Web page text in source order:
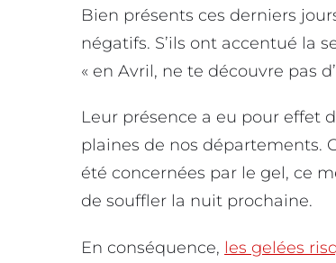
Bien présents ces derniers
négatifs. S’ils ont accentué la
« en Avril, ne te découvre pas
Leur présence a eu pour effet
plaines de nos départements.
été concernées par le gel, ce
de souffler la nuit prochaine.
En conséquence, les gelées